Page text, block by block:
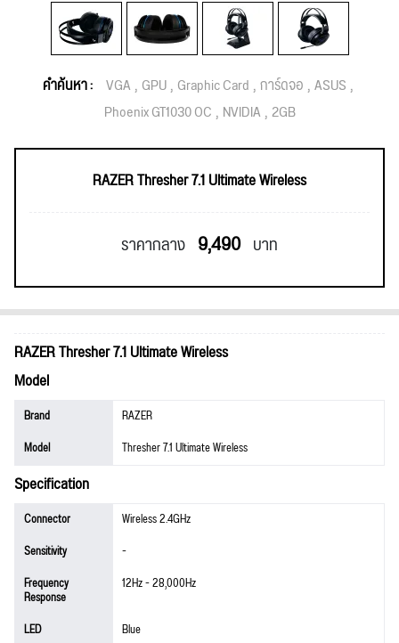
คำค้นหา : VGA GPU Graphic Card การ์ดจอ ASUS
Phoenix GT1030 OC NVIDIA 2GB
RAZER Thresher 7.1 Ultimate Wireless
ราคากลาง 9,490 บาท
RAZER Thresher 7.1 Ultimate Wireless
Model
Brand
RAZER
Model
Thresher 7.1 Ultimate Wireless
Specification
Connector
Wireless 2.4GHz
Sensitivity
-
Frequency
Response
12Hz - 28,000Hz
LED
Blue